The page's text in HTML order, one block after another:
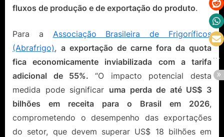
fluxos de produção e de exportação do produto.
Para a Associação Brasileira de Frigoríficos
(Abrafrigo), a exportação de carne fora da quota
fica economicamente inviabilizada com a tarifa
adicional de 55%. “O impacto potencial desta
medida pode significar uma perda de até US$ 3
bilhões em receita para o Brasil em 2026,
comprometendo o desempenho das exportações
do setor, que devem superar US$ 18 bilhões em